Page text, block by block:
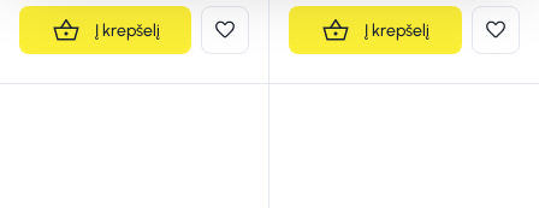
Į krepšelį Į krepšelį